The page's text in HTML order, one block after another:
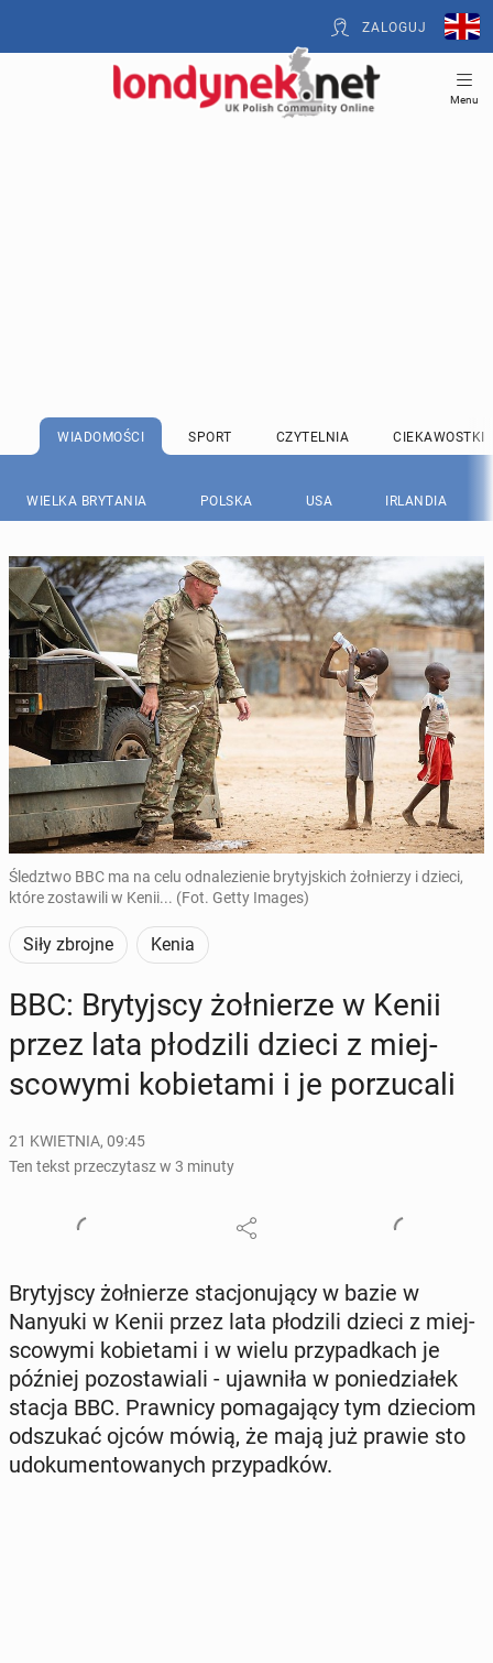
ZALOGUJ
Menu
WIADOMOŚCI SPORT CZYTELNIA CIEKAWOSTKI
WIELKA BRYTANIA POLSKA USA IRLANDIA
Śledztwo BBC ma na celu odnalezienie brytyjskich żołnierzy i dzieci,
które zostawili w Kenii... (Fot. Getty Images)
Siły zbrojne Kenia
BBC: Bry­tyj­scy żoł­nie­rze w Kenii
przez lata pło­dzi­li dzieci z miej­
sco­wy­mi ko­bie­ta­mi i je po­rzu­ca­li
21 KWIETNIA, 09:45
Ten tekst przeczytasz w 3 minuty
Bry­tyj­scy żoł­nie­rze sta­cjo­nu­ją­cy w bazie w
Nanyuki w Kenii przez lata pło­dzi­li dzieci z miej­
sco­wy­mi ko­bie­ta­mi i w wielu przy­pad­kach je
później po­zo­sta­wia­li - ujaw­ni­ła w po­nie­dzia­łek
stacja BBC. Praw­ni­cy po­ma­ga­ją­cy tym dzie­ciom
od­szu­kać ojców mówią, że mają już prawie sto
udo­ku­men­to­wa­nych przy­pad­ków.